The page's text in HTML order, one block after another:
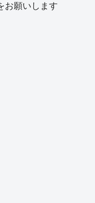
ss e
お願いします